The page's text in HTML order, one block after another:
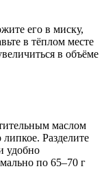
его в миску,
в тёплом месте
в объёме
маслом
Разделите
удобно
по 65–70 г